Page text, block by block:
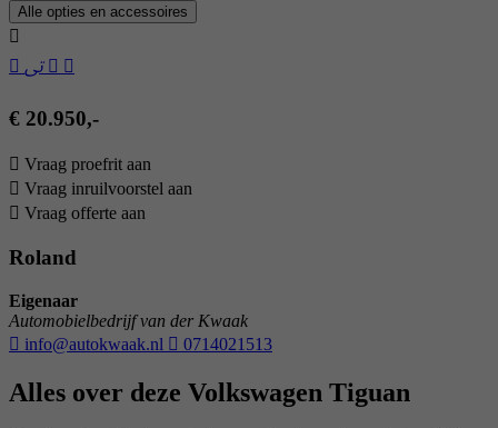
Alle opties en accessoires
€ 20.950,-
Vraag proefrit aan
Vraag inruilvoorstel aan
Vraag offerte aan
Roland
Eigenaar
Automobielbedrijf van der Kwaak
info@autokwaak.nl
0714021513
Alles over deze Volkswagen Tiguan